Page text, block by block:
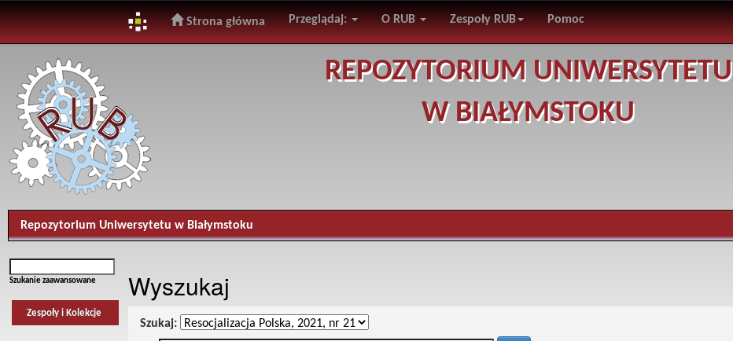
navigation
Strona główna Przeglądaj: O RUB Zespoły RUB Pomoc
REPOZYTORIUM UNIWERSYTETU
W BIAŁYMSTOKU
Repozytorium Uniwersytetu w Białymstoku
Szukanie zaawansowane
Zespoły i Kolekcje
Wyszukaj
Szukaj: